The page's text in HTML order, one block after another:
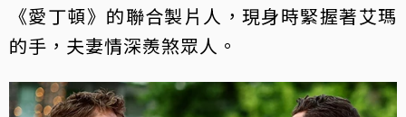
《愛丁頓》的聯合製片人，現身時緊握著艾瑪
的手，夫妻情深羨煞眾人。